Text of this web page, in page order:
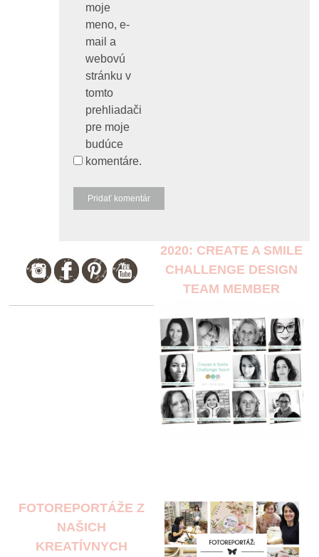
moje
meno, e-
mail a
webovú
stránku v
tomto
prehliadači
pre moje
budúce
komentáre.
2020: CREATE A SMILE
CHALLENGE DESIGN
TEAM MEMBER
FOTOREPORTÁŽE Z
NAŠICH
KREATÍVNYCH